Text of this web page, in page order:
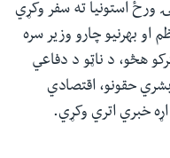
ورځ استونیا ته سفر وکړي
بهرنیو چارو وزیر سره
هڅو، د ناټو د دفاعي
حقونو، اقتصادي
خبري اتري‌ وکړي.